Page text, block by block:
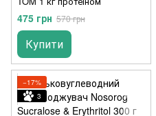
475 грн 570 грн
Купити
−17%
3